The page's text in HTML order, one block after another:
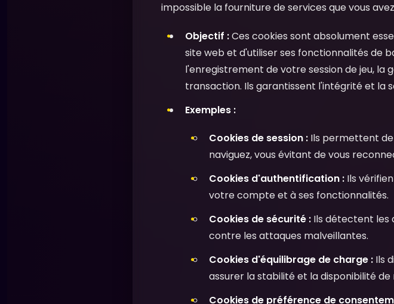
impossible la fourniture de services que vous
Objectif :Ces cookies sont absolument
site web et d'utiliser ses fonctionnalités de
l'enregistrement de votre session de jeu, la
transaction. Ils garantissent l'intégrité et la
Exemples :
Cookies de session : Ils permettent
naviguez, vous évitant de vous
Cookies d'authentification : Ils
votre compte et à ses fonctionnalités.
Cookies de sécurité : Ils détectent les
contre les attaques malveillantes.
Cookies d'équilibrage de charge : Ils
assurer la stabilité et la disponibilité de
Cookies de préférence de